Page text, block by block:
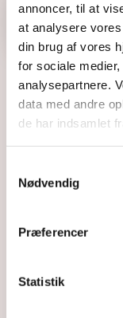
annoncer, til at
at analysere
din brug af vores
for sociale
analysepartnere.
data med andre
de har indsamlet
Nødvendig
Præferencer
Statistik
Download